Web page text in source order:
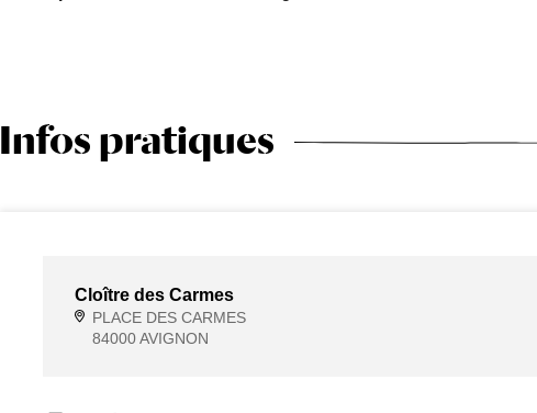
Infos pratiques
Cloître des Carmes
PLACE DES CARMES
84000 AVIGNON